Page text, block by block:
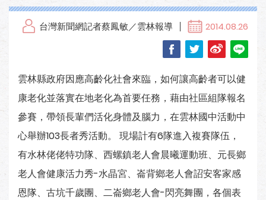
台灣新聞網記者蔡鳳敏／雲林報導 2014.08.26
雲林縣政府因應高齡化社會來臨，如何讓高齡者可以健
康老化並落實在地老化為首要任務，藉由社區組隊報名
參賽，帶領長輩們活化身體及腦力，在雲林國中活動中
心舉辦103長者秀活動。 現場計有6隊進入複賽隊伍，
有水林佬佬特功隊、西螺鎮老人會晨曦運動班、元長鄉
老人會健康活力秀-水晶宮、崙背鄉老人會詔安客家感
恩隊、古坑千歲團、二崙鄉老人會-閃亮舞團，各個表